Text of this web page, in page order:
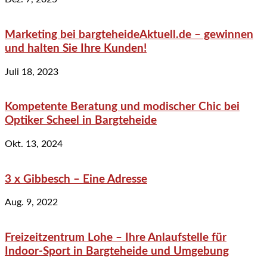
Marketing bei bargteheideAktuell.de – gewinnen
und halten Sie Ihre Kunden!
Juli 18, 2023
Kompetente Beratung und modischer Chic bei
Optiker Scheel in Bargteheide
Okt. 13, 2024
3 x Gibbesch – Eine Adresse
Aug. 9, 2022
Freizeitzentrum Lohe – Ihre Anlaufstelle für
Indoor-Sport in Bargteheide und Umgebung